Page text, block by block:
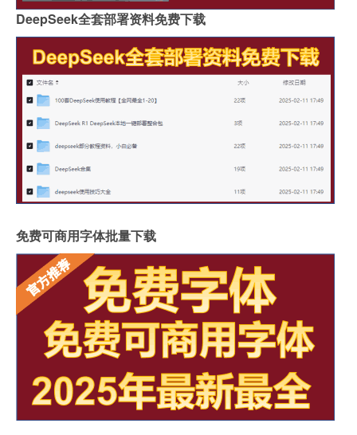
DeepSeek全套部署资料免费下载
免费可商用字体批量下载